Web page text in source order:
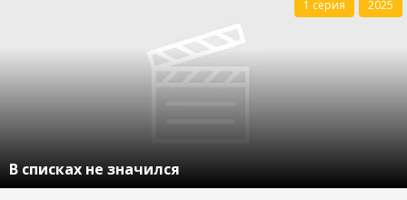
В списках не значился
1 серия 2025